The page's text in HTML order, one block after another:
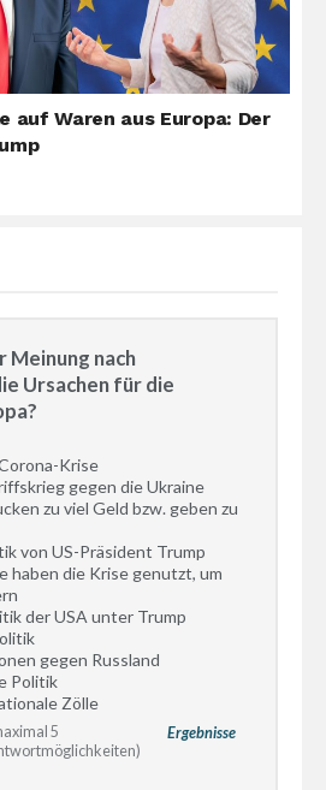
auf Waren aus Europa: Der
Meinung nach
Ursachen für die
Krise
gegen die Ukraine
zu viel Geld bzw. geben zu
von US-Präsident Trump
haben die Krise genutzt, um
der USA unter Trump
gegen Russland
Politik
Zölle
Ergebnisse
5